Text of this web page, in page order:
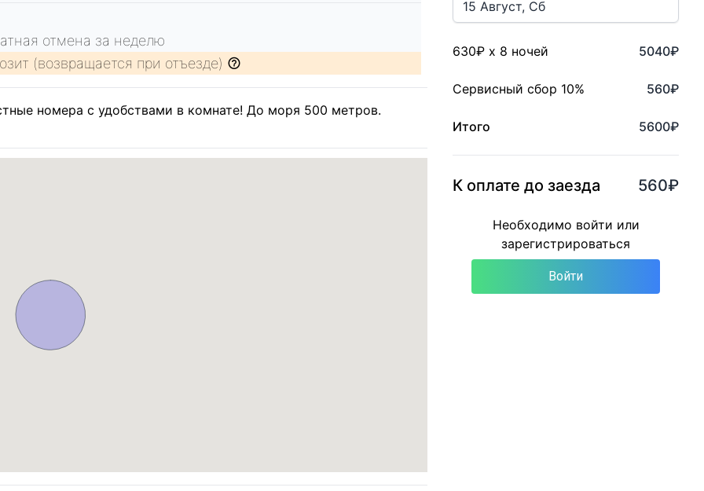
отмена за неделю
(возвращается при отъезде)
номера с удобствами в комнате! До моря 500 метров.
630₽ x 8 ночей 5040₽
Сервисный сбор 10% 560₽
Итого 5600₽
К оплате до заезда 560₽
Необходимо войти или
зарегистрироваться
Войти